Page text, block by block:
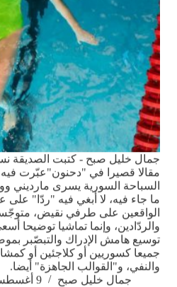
جمال خليل صبح - كتبت الصديقة
مقالا قصيرا في "دحنون"عبّرت فيه
السباحة السورية يسرى مارديني
ما جاء فيه، لا أبغي فيه "ردّا" على
الواقعين على طرفي نقيض،
والردّادين، وإنما تماشيا توضيحا
توسيع هامش الإدراك والتبصّبر
جميعا كسوريين أو كلاجئين أو
والنفي، و"القوالب الجاهزة" أيضا.
جمال خليل صبح
9 أغسطس, 2016